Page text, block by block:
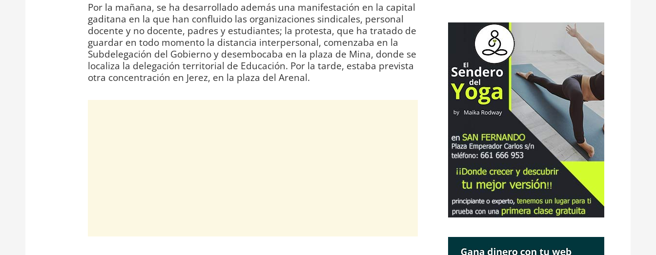
Por la mañana, se ha desarrollado además una manifestación en la capital
gaditana en la que han confluido las organizaciones sindicales, personal
docente y no docente, padres y estudiantes; la protesta, que ha tratado de
guardar en todo momento la distancia interpersonal, comenzaba en la
Subdelegación del Gobierno y desembocaba en la plaza de Mina, donde se
localiza la delegación territorial de Educación. Por la tarde, estaba prevista
otra concentración en Jerez, en la plaza del Arenal.